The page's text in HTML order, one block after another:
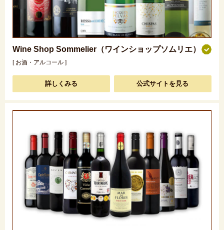
Wine Shop Sommelier（ワインショップソムリエ）
[ お酒・アルコール ]
詳しくみる 公式サイトを見る